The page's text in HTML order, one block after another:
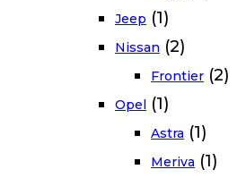
Jeep (1)
Nissan (2)
Frontier (2)
Opel (1)
Astra (1)
Meriva (1)